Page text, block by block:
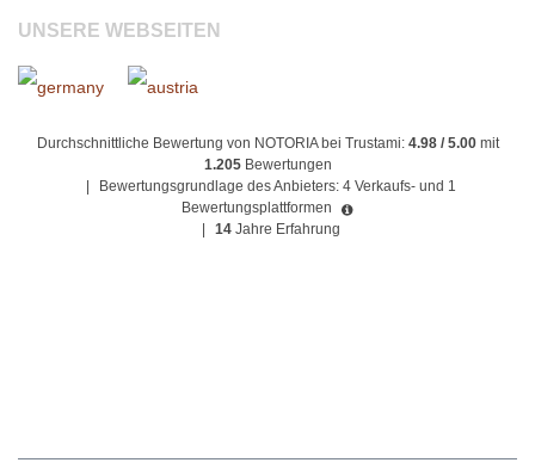
UNSERE WEBSEITEN
Durchschnittliche Bewertung von NOTORIA bei Trustami: 4.98 / 5.00mit
1.205 Bewertungen
Bewertungsgrundlage des Anbieters: 4 Verkaufs- und 1
Bewertungsplattformen
14 Jahre Erfahrung